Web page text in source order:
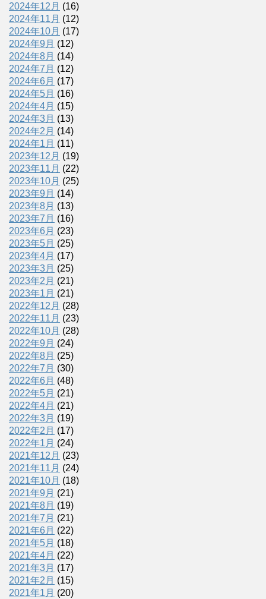
2024年12月 (16)
2024年11月 (12)
2024年10月 (17)
2024年9月 (12)
2024年8月 (14)
2024年7月 (12)
2024年6月 (17)
2024年5月 (16)
2024年4月 (15)
2024年3月 (13)
2024年2月 (14)
2024年1月 (11)
2023年12月 (19)
2023年11月 (22)
2023年10月 (25)
2023年9月 (14)
2023年8月 (13)
2023年7月 (16)
2023年6月 (23)
2023年5月 (25)
2023年4月 (17)
2023年3月 (25)
2023年2月 (21)
2023年1月 (21)
2022年12月 (28)
2022年11月 (23)
2022年10月 (28)
2022年9月 (24)
2022年8月 (25)
2022年7月 (30)
2022年6月 (48)
2022年5月 (21)
2022年4月 (21)
2022年3月 (19)
2022年2月 (17)
2022年1月 (24)
2021年12月 (23)
2021年11月 (24)
2021年10月 (18)
2021年9月 (21)
2021年8月 (19)
2021年7月 (21)
2021年6月 (22)
2021年5月 (18)
2021年4月 (22)
2021年3月 (17)
2021年2月 (15)
2021年1月 (20)